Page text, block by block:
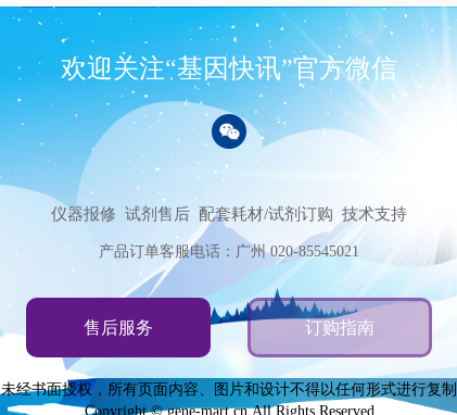
欢迎关注“基因快讯”官方微信
仪器报修 试剂售后 配套耗材/试剂订购 技术支持
产品订单客服电话：广州 020-85545021
售后服务 订购指南
未经书面授权，所有页面内容、图片和设计不得以任何形式进行复制
Copyright © gene-mart.cn,All Rights Reserved